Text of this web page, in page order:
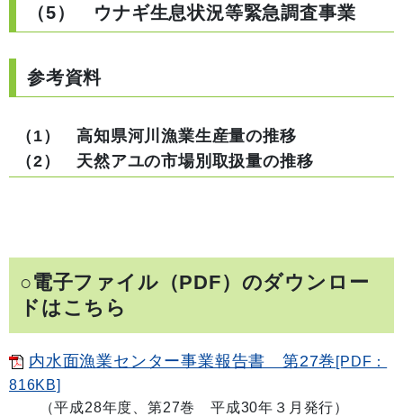
（5） ウナギ生息状況等緊急調査事業
参考資料
（1） 高知県河川漁業生産量の推移
（2） 天然アユの市場別取扱量の推移
○電子ファイル（PDF）のダウンロー
ドはこちら
内水面漁業センター事業報告書 第27巻 [PDF：
816KB]
（平成28年度、第27巻 平成30年３月発行）